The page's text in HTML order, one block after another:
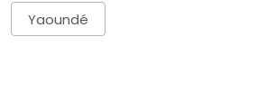
Yaoundé